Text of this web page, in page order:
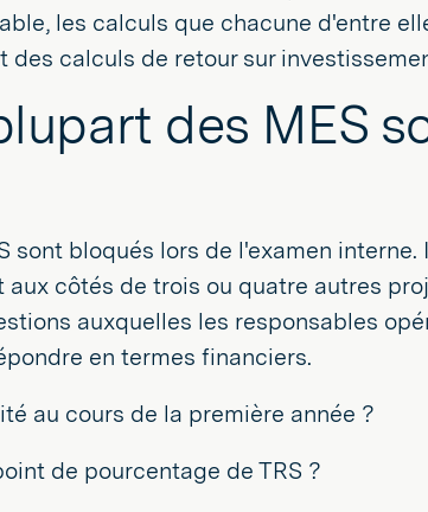
les calculs que chacune d'entre
des calculs de retour sur
des MES
sont bloqués lors de l'examen
côtés de trois ou quatre autres
auxquelles les responsables
en termes financiers.
au cours de la première année ?
de pourcentage de TRS ?